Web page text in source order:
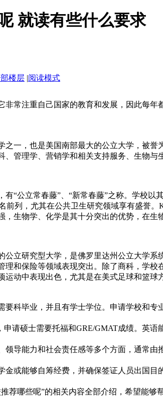
就读有些什么要求
楼层 |阅读模式
非常注重自己国家的教育和发展，因此每
之一，也是美国南部最大的公立大学，被
管理学、营销学和相关支持服务、生物与
有“公立常春藤”、“新常春藤”之称。学校以
前列，尤其在公共卫生研究领域享有盛誉。
，生物学、化学是其十分突出的优势，在生
立研究型大学，是佛罗里达州公立大学系
理和保险等领域表现突出。除了商科，学校
运动中表现出色，尤其是在美式足球和篮球
要科毕业，并且有学士学位。申请学校和
请硕士需要托福和GRE/GMAT成绩。英语
导能力和社会责任感等多个方面，通常由
金或能够自筹经费，并确保签证人员出国
荐哪些呢”的相关内容全部介绍，希望能